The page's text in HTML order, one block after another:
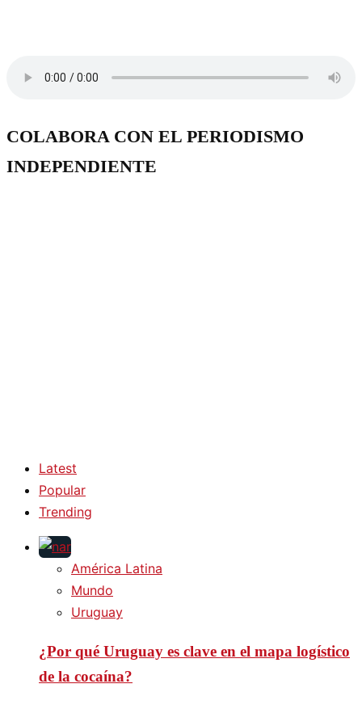
COLABORA CON EL PERIODISMO
INDEPENDIENTE
Latest
Popular
Trending
América Latina
Mundo
Uruguay
¿Por qué Uruguay es clave en el mapa logístico
de la cocaína?